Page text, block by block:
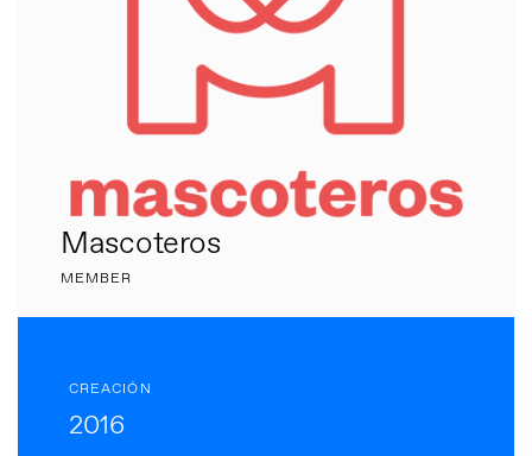
Mascoteros
MEMBER
CREACIÓN
2016